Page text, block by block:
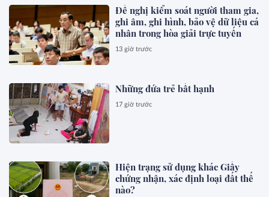
Đề nghị kiểm soát người tham gia,
ghi âm, ghi hình, bảo vệ dữ liệu cá
nhân trong hòa giải trực tuyến
13 giờ trước
Những đứa trẻ bất hạnh
17 giờ trước
Hiện trạng sử dụng khác Giấy
chứng nhận, xác định loại đất thế
nào?